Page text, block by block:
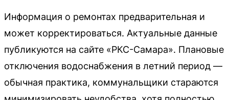
Информация о ремонтах предварительная и
может корректироваться. Актуальные данные
публикуются на сайте «РКС-Самара». Плановые
отключения водоснабжения в летний период —
обычная практика, коммунальщики стараются